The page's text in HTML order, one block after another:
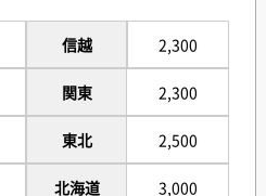
信越
関東
東北
北海道
2,300
2,300
2,500
3,000